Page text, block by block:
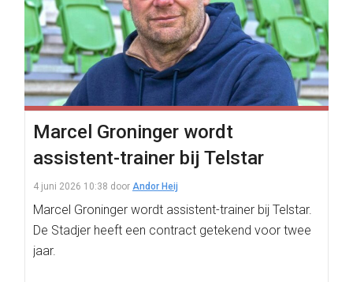
Marcel Groninger wordt
assistent-trainer bij Telstar
4 juni 2026 10:38 door Andor Heij
Marcel Groninger wordt assistent-trainer bij Telstar.
De Stadjer heeft een contract getekend voor twee
jaar.